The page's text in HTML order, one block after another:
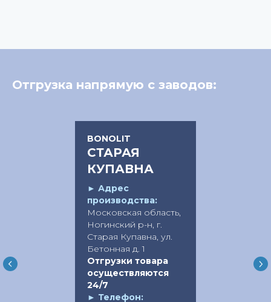
Отгрузка напрямую с заводов:
BONOLIT
СТАРАЯ
КУПАВНА
► Адрес
производства:
Московская область,
Ногинский р-н, г.
Старая Купавна, ул.
Бетонная д. 1
Отгрузки товара
осуществляются
24/7
► Телефон: